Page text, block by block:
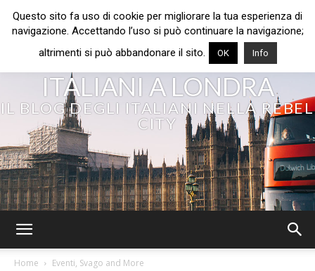
ITALIANI A LONDRA
IL BLOG DEGLI ITALIANI NELLA REBEL
CITY
Home Eventi, Svago and More
Questo sito fa uso di cookie per migliorare la tua esperienza di
navigazione. Accettando l’uso si può continuare la navigazione;
altrimenti si può abbandonare il sito.
OK Info